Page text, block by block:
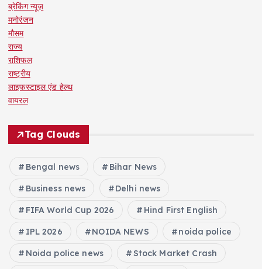
ब्रेकिंग न्यूज़
मनोरंजन
मौसम
राज्य
राशिफल
राष्ट्रीय
लाइफस्टाइल एंड हेल्थ
वायरल
Tag Clouds
Bengal news Bihar News
Business news Delhi news
FIFA World Cup 2026 Hind First English
IPL 2026 NOIDA NEWS noida police
Noida police news Stock Market Crash